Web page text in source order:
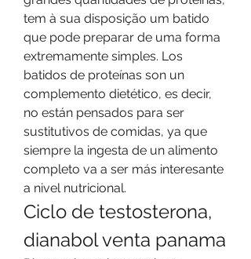
tem à sua disposição um batido
que pode preparar de uma forma
extremamente simples. Los
batidos de proteínas son un
complemento dietético, es decir,
no están pensados para ser
sustitutivos de comidas, ya que
siempre la ingesta de un alimento
completo va a ser más interesante
a nivel nutricional.
Ciclo de testosterona,
dianabol venta panama